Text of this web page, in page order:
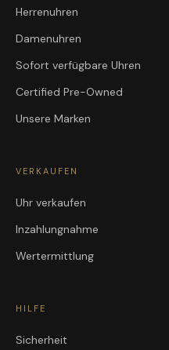
Herrenuhren
Damenuhren
Sofort verfügbare Uhren
Certified Pre-Owned
Unsere Marken
VERKAUFEN
Uhr verkaufen
Inzahlungnahme
Wertermittlung
HILFE
Sicherheit